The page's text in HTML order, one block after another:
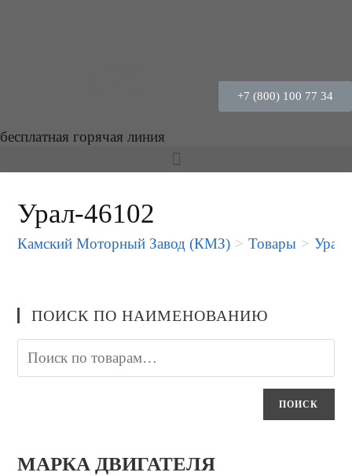
+7 (800) 100 77 34
бесплатная горячая линия
Урал-46102
Камский Моторный Завод (КМЗ) > Товары >
ПОИСК ПО НАИМЕНОВАНИЮ
ПОИСК
МАРКА ДВИГАТЕЛЯ